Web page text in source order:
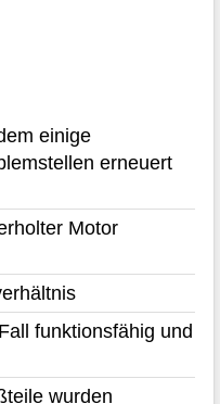
einige
erneuert
Motor
funktionsfähig und
wurden